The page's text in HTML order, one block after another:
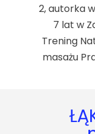
2, autorka
7 lat w
Trening
masażu